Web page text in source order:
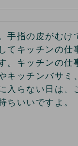
手指の皮がむ
てキッチンの
。キッチンの
キッチンバサ
入らない日は
ちいいですよ。